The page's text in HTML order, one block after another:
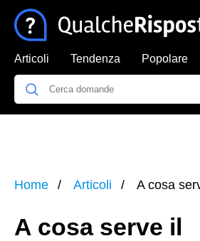
Articoli Tendenza Popolare
Home Articoli A cosa
A cosa serve il